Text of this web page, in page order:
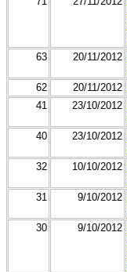
63 20/11/2012
62 20/11/2012
41
23/10/2012
40 23/10/2012
32 10/10/2012
31 9/10/2012
30 9/10/2012